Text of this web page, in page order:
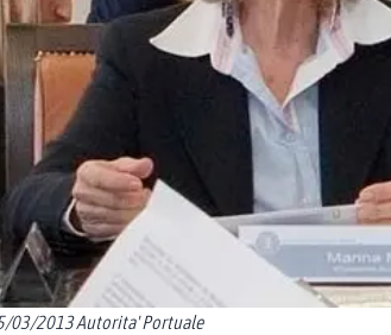
03/2013 Autorita' Portuale